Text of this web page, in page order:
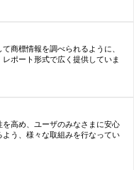
商標情報を調べられるように、
ポート形式で広く提供していま
高め、ユーザのみなさまに安心
う、様々な取組みを行なってい